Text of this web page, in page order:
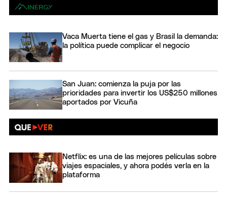
Vaca Muerta tiene el gas y Brasil la demanda:
la política puede complicar el negocio
San Juan: comienza la puja por las
prioridades para invertir los US$250 millones
aportados por Vicuña
Netflix: es una de las mejores películas sobre
viajes espaciales, y ahora podés verla en la
plataforma